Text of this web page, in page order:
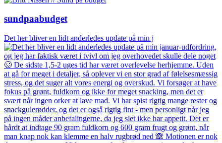
sundpaabudget
Det her bliver en lidt anderledes update på min j